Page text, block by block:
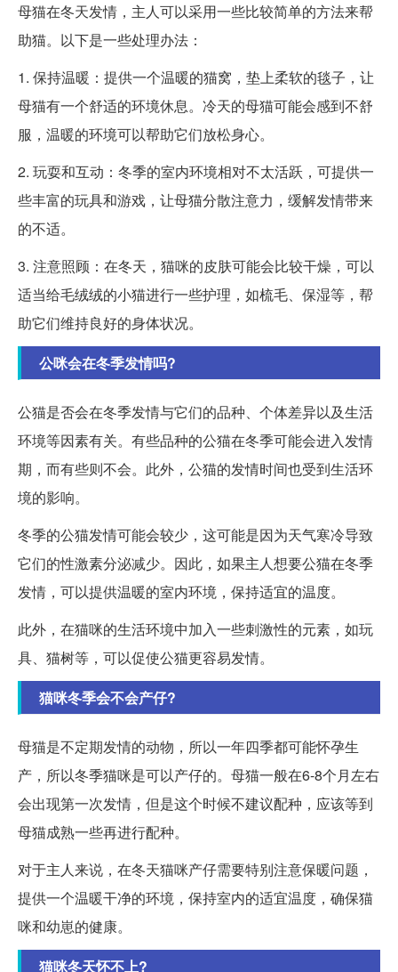
母猫在冬天发情，主人可以采用一些比较简单的方法来帮
助猫。以下是一些处理办法：
1. 保持温暖：提供一个温暖的猫窝，垫上柔软的毯子，让
母猫有一个舒适的环境休息。冷天的母猫可能会感到不舒
服，温暖的环境可以帮助它们放松身心。
2. 玩耍和互动：冬季的室内环境相对不太活跃，可提供一
些丰富的玩具和游戏，让母猫分散注意力，缓解发情带来
的不适。
3. 注意照顾：在冬天，猫咪的皮肤可能会比较干燥，可以
适当给毛绒绒的小猫进行一些护理，如梳毛、保湿等，帮
助它们维持良好的身体状况。
公咪会在冬季发情吗?
公猫是否会在冬季发情与它们的品种、个体差异以及生活
环境等因素有关。有些品种的公猫在冬季可能会进入发情
期，而有些则不会。此外，公猫的发情时间也受到生活环
境的影响。
冬季的公猫发情可能会较少，这可能是因为天气寒冷导致
它们的性激素分泌减少。因此，如果主人想要公猫在冬季
发情，可以提供温暖的室内环境，保持适宜的温度。
此外，在猫咪的生活环境中加入一些刺激性的元素，如玩
具、猫树等，可以促使公猫更容易发情。
猫咪冬季会不会产仔?
母猫是不定期发情的动物，所以一年四季都可能怀孕生
产，所以冬季猫咪是可以产仔的。母猫一般在6-8个月左右
会出现第一次发情，但是这个时候不建议配种，应该等到
母猫成熟一些再进行配种。
对于主人来说，在冬天猫咪产仔需要特别注意保暖问题，
提供一个温暖干净的环境，保持室内的适宜温度，确保猫
咪和幼崽的健康。
猫咪冬天怀不上?